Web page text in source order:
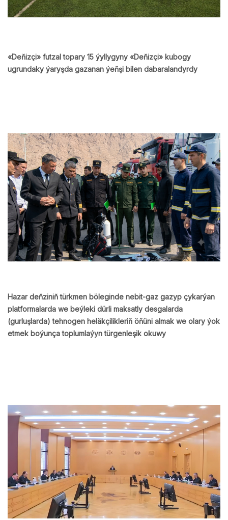
«Deňizçi» futzal topary 15 ýyllygyny «Deňizçi» kubogy
ugrundaky ýaryşda gazanan ýeňşi bilen dabaralandyrdy
Hazar deňziniň türkmen böleginde nebit-gaz gazyp çykarýan
platformalarda we beýleki dürli maksatly desgalarda
(gurluşlarda) tehnogen heläkçilikleriň öňüni almak we olary ýok
etmek boýunça toplumlaýyn türgenleşik okuwy